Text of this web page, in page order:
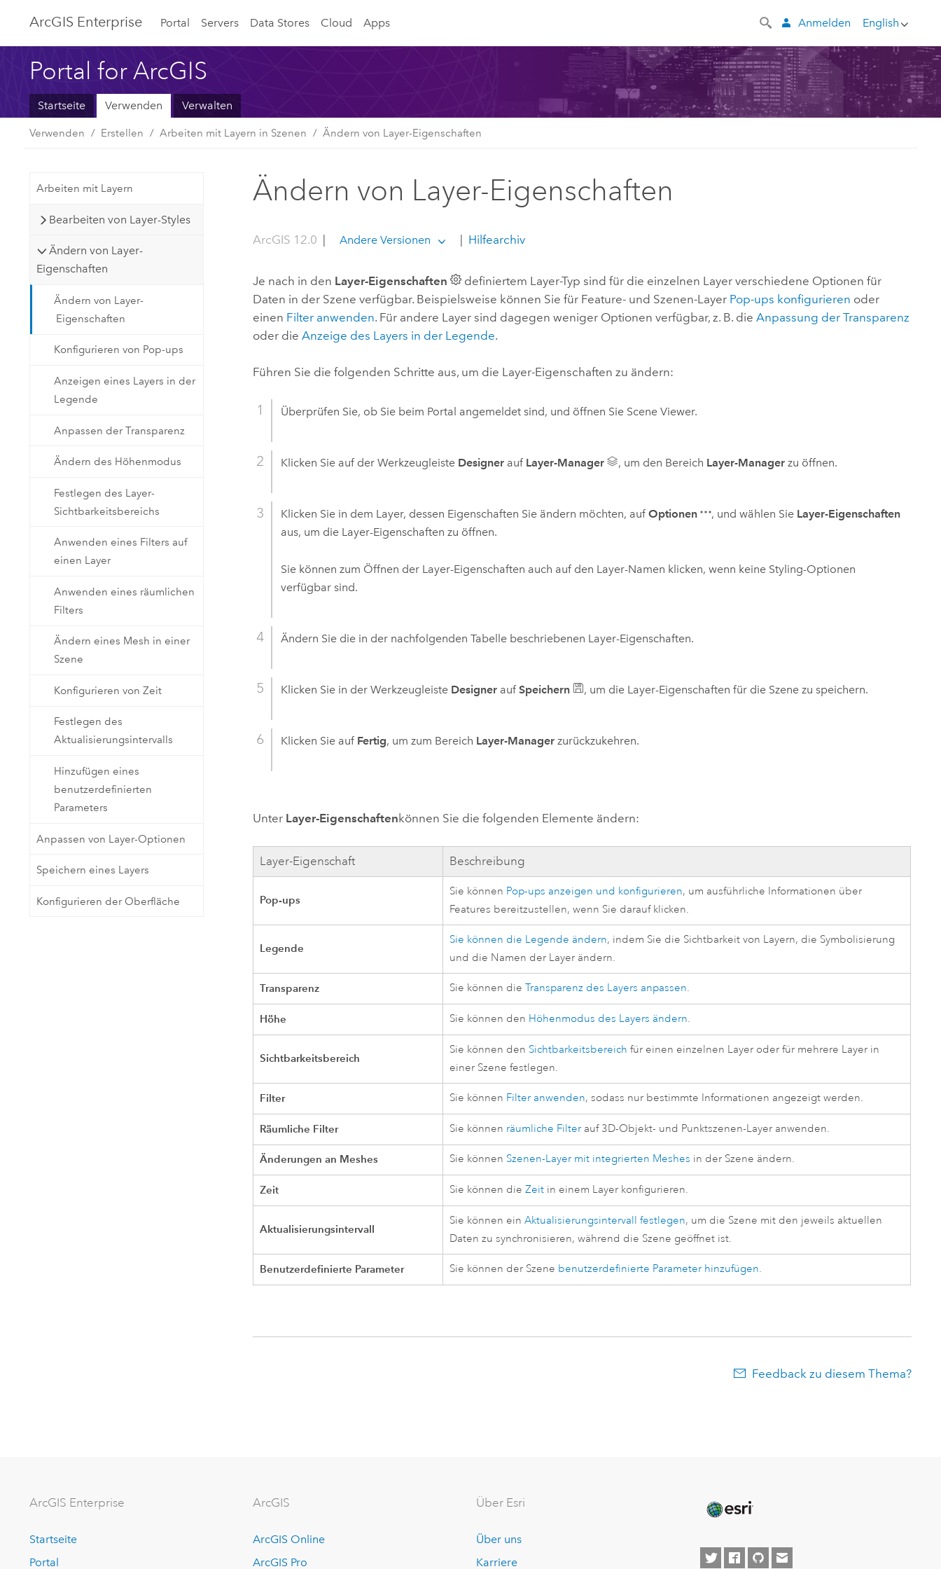
ArcGIS Enterprise Portal Servers Data Stores Cloud Apps English
Anmelden
Portal for ArcGIS
Startseite Verwenden Verwalten
Verwenden Erstellen Arbeiten mit Layern in Szenen Ändern von Layer-Eigenschaften
Arbeiten mit Layern
Bearbeiten von Layer-Styles
Ändern von Layer-
Eigenschaften
Ändern von Layer-
Eigenschaften
Konfigurieren von Pop-ups
Anzeigen eines Layers in der
Legende
Anpassen der Transparenz
Ändern des Höhenmodus
Festlegen des Layer-
Sichtbarkeitsbereichs
Anwenden eines Filters auf
einen Layer
Anwenden eines räumlichen
Filters
Ändern eines Mesh in einer
Szene
Konfigurieren von Zeit
Festlegen des
Aktualisierungsintervalls
Hinzufügen eines
benutzerdefinierten
Parameters
Anpassen von Layer-Optionen
Speichern eines Layers
Konfigurieren der Oberfläche
Ändern von Layer-Eigenschaften
ArcGIS 12.0 | Andere Versionen | Hilfearchiv
Je nach in den Layer-Eigenschaften
definiertem Layer-Typ sind für die einzelnen Layer verschiedene Optionen für
Daten in der Szene verfügbar. Beispielsweise können Sie für Feature- und Szenen-Layer Pop-ups konfigurieren oder
einen Filter anwenden. Für andere Layer sind dagegen weniger Optionen verfügbar, z. B. dieAnpassung der Transparenz
oder dieAnzeige des Layers in der Legende.
Führen Sie die folgenden Schritte aus, um die Layer-Eigenschaften zu ändern:
Überprüfen Sie, ob Sie beim Portal angemeldet sind, und öffnen Sie Scene Viewer.
Klicken Sie auf der Werkzeugleiste Designer auf Layer-Manager , um den Bereich Layer-Manager zu öffnen.
Klicken Sie in dem Layer, dessen Eigenschaften Sie ändern möchten, aufOptionen , und wählen Sie Layer-Eigenschaften
aus, um die Layer-Eigenschaften zu öffnen.
Sie können zum Öffnen der Layer-Eigenschaften auch auf den Layer-Namen klicken, wenn keine Styling-Optionen
verfügbar sind.
Ändern Sie die in der nachfolgenden Tabelle beschriebenen Layer-Eigenschaften.
Klicken Sie in der Werkzeugleiste Designer aufSpeichern , um die Layer-Eigenschaften für die Szene zu speichern.
Klicken Sie auf Fertig, um zum Bereich Layer-Manager zurückzukehren.
Unter Layer-Eigenschaften können Sie die folgenden Elemente ändern:
Layer-Eigenschaft Beschreibung
Pop-ups
Sie können Pop-ups anzeigen und konfigurieren, um ausführliche Informationen über
Features bereitzustellen, wenn Sie darauf klicken.
Legende
Sie können die Legende ändern, indem Sie die Sichtbarkeit von Layern, die Symbolisierung
und die Namen der Layer ändern.
Transparenz Sie können dieTransparenz des Layers anpassen.
Höhe Sie können den Höhenmodus des Layers ändern.
Sichtbarkeitsbereich
Sie können den Sichtbarkeitsbereich für einen einzelnen Layer oder für mehrere Layer in
einer Szene festlegen.
Filter Sie können Filter anwenden, sodass nur bestimmte Informationen angezeigt werden.
Räumliche Filter Sie können räumliche Filter auf 3D-Objekt- und Punktszenen-Layer anwenden.
Änderungen an Meshes Sie können Szenen-Layer mit integrierten Meshes in der Szene ändern.
Zeit Sie können dieZeit in einem Layer konfigurieren.
Aktualisierungsintervall
Sie können einAktualisierungsintervall festlegen, um die Szene mit den jeweils aktuellen
Daten zu synchronisieren, während die Szene geöffnet ist.
Benutzerdefinierte Parameter Sie können der Szene benutzerdefinierte Parameter hinzufügen.
Feedback zu diesem Thema?
ArcGIS Enterprise
Startseite
Portal
ArcGIS
ArcGIS Online
ArcGIS Pro
Über Esri
Über uns
Karriere